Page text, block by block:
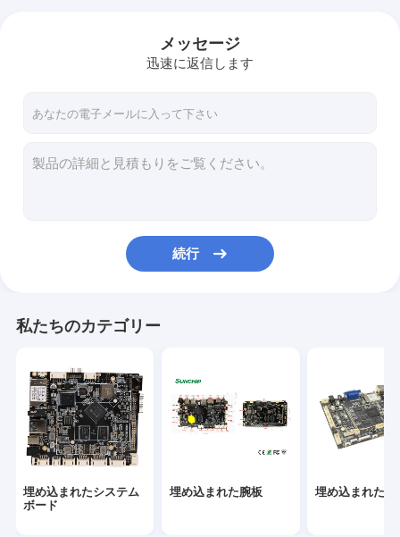
埋め込まれた腕板
埋め込まれたLinux板
インタラクティブなデジタルサイネージ
産業腕板
RK3288板
メッセージ
迅速に返信します
続行
私たちのカテゴリー
埋め込まれたシステム
ボード
埋め込まれた腕板 埋め込まれた